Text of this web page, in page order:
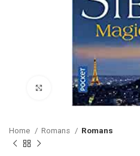
Click to enlarge
Home Romans Romans